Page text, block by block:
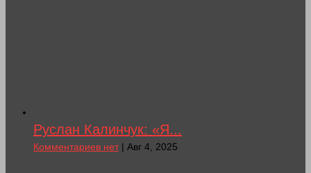
Руслан Калинчук: «Я...
Комментариев нет| Авг 4, 2025